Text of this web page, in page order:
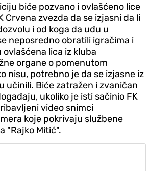
biće pozvano i ovlašćeno lice
Crvena zvezda da se izjasni da li
i od koga da uđu u
neposredno obratili igračima i
lica iz kluba
organe o pomenutom
nisu, potrebno je da se izjasne iz
učinili. Biće zatražen i zvaničan
ukoliko je isti sačinio FK
video snimci
koje pokrivaju službene
"Rajko Mitić".